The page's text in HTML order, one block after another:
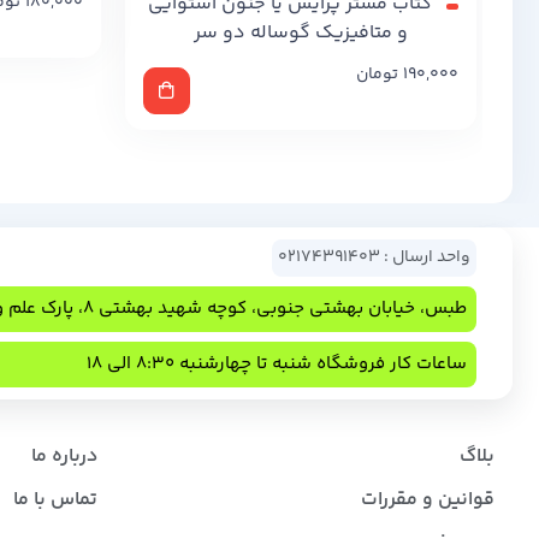
و متافیزیک گوساله دو سر
190,000 تومان
واحد ارسال : 02174391403
طبس، خیابان بهشتی جنوبی، کوچه شهید بهشتی 8، پارک علم و فناوری
ساعات کار فروشگاه شنبه تا چهارشنبه 8:30 الی 18
بلاگ
درباره ما
قوانین و مقررات
تماس با ما